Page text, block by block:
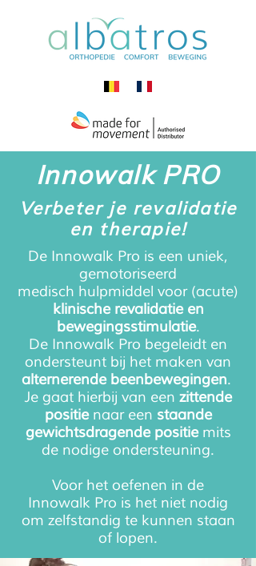
Innowalk PRO
Verbeter je revalidatie
en therapie!
De Innowalk Pro is een uniek,
gemotoriseerd
medisch hulpmiddel voor (acute)
klinische revalidatie en
bewegingsstimulatie.
De Innowalk Pro begeleidt en
ondersteunt bij het maken van
alternerende beenbewegingen.
Je gaat hierbij van een zittende
positienaar een staande
gewichtsdragende positie mits
de nodige ondersteuning.
Voor het oefenen in de
Innowalk Pro is het niet nodig
om zelfstandig te kunnen staan
of lopen.